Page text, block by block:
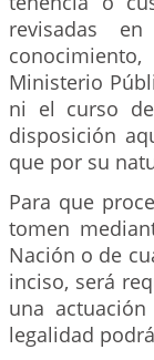
revisadas
Ministerio
ni el curso
disposición
que por su
Para que
tomen
Nación o de
inciso, será
una
legalidad